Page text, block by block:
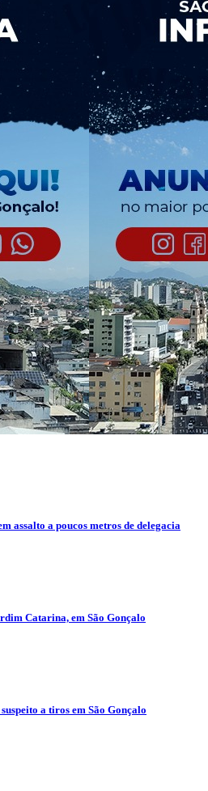
assalto a poucos metros de delegacia
Catarina, em São Gonçalo
a tiros em São Gonçalo